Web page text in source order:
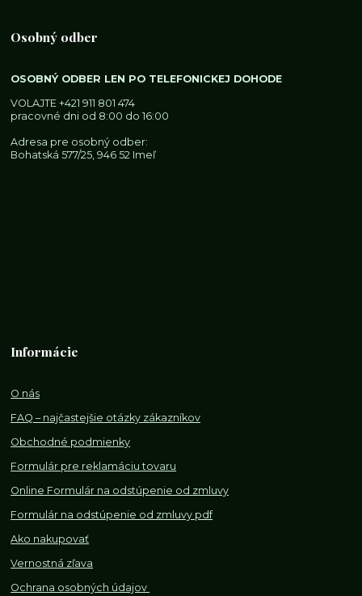
Osobný odber
OSOBNÝ ODBER LEN PO TELEFONICKEJ DOHODE
VOLAJTE+421 911 801 474
pracovné dni od 8:00 do 16:00
Adresa pre osobný odber:
Bohatská 577/25, 946 52 Imeľ
Informácie
O nás
FAQ – najčastejšie otázky zákazníkov
Obchodné podmienky
Formulár pre reklamáciu tovaru
Online Formulár na odstúpenie od zmluvy
Formulár na odstúpenie od zmluvy pdf
Ako nakupovať
Vernostná zľava
Ochrana osobných údajov